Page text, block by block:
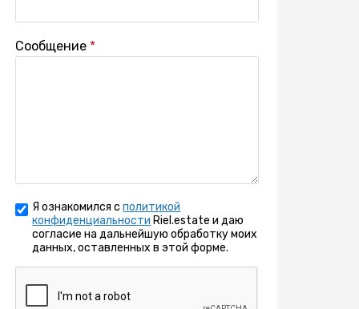
Сообщение
Я ознакомился сполитикой
конфиденциальности Riel.estate и даю
согласие на дальнейшую обработку моих
данных, оставленных в этой форме.